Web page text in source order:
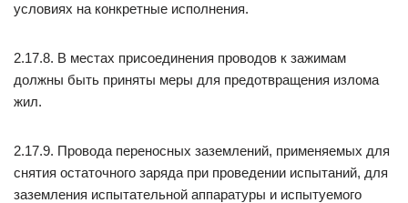
условиях на конкретные исполнения.
2.17.8. В местах присоединения проводов к зажимам
должны быть приняты меры для предотвращения излома
жил.
2.17.9. Провода переносных заземлений, применяемых для
снятия остаточного заряда при проведении испытаний, для
заземления испытательной аппаратуры и испытуемого